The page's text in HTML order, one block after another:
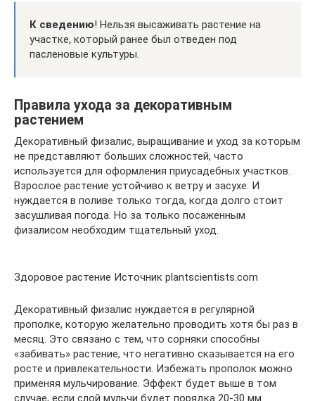
К сведению! Нельзя высаживать растение на
участке, который ранее был отведен под
пасленовые культуры.
Правила ухода за декоративным
растением
Декоративный физалис, выращивание и уход за которым
не представляют больших сложностей, часто
используется для оформления приусадебных участков.
Взрослое растение устойчиво к ветру и засухе. И
нуждается в поливе только тогда, когда долго стоит
засушливая погода. Но за только посаженным
физалисом необходим тщательный уход.
Здоровое растение Источник plantscientists.com
Декоративный физалис нуждается в регулярной
прополке, которую желательно проводить хотя бы раз в
месяц. Это связано с тем, что сорняки способны
«забивать» растение, что негативно сказывается на его
росте и привлекательности. Избежать прополок можно
применяя мульчирование. Эффект будет выше в том
случае, если слой мульчи будет порядка 20-30 мм.